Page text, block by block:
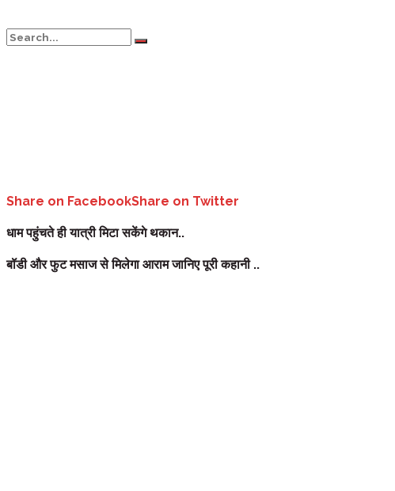
Share on FacebookShare on Twitter
धाम पहुंचते ही यात्री मिटा सकेंगे थकान..
बॉडी और फुट मसाज से मिलेगा आराम जानिए पूरी कहानी ..